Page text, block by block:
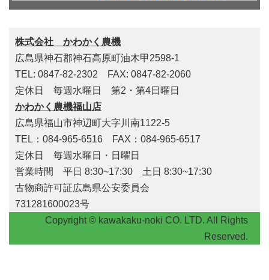
株式会社 かわかく農機
広島県神石郡神石高原町油木甲2598-1
TEL: 0847-82-2302 FAX: 0847-82-2060
定休日 毎週水曜日 第2・第4日曜日
かわかく農機福山店
広島県福山市神辺町大字川南1122-5
TEL：084-965-6516 FAX：084-965-6517
定休日 毎週水曜日・日曜日
営業時間 平日 8:30~17:30 土日 8:30~17:30
古物商許可証広島県公安委員会
731281600023号
Copyright © kawakaku-noki CO. LTD. All Rights
Reserved.